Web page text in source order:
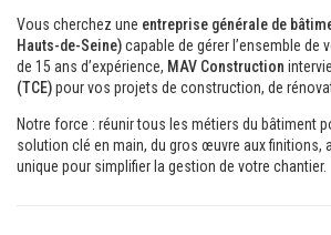
Vous cherchez une entreprise générale de
Hauts-de-Seine)capable de gérer l’ensemble de
de 15 ans d’expérience, MAV Construction
(TCE)pour vos projets de construction, de
Notre force : réunir tous les métiers du bâtiment
solution clé en main, du gros œuvre aux finitions,
unique pour simplifier la gestion de votre chantier.